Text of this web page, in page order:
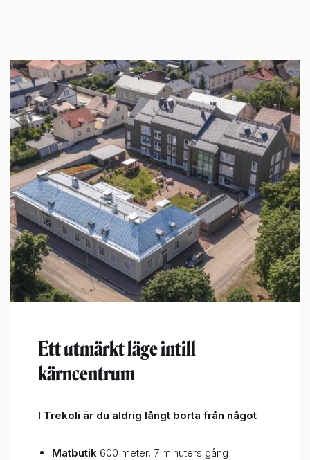
Ett utmärkt läge intill
kärncentrum
I Trekoli är du aldrig långt borta från något
Matbutik 600 meter, 7 minuters gång